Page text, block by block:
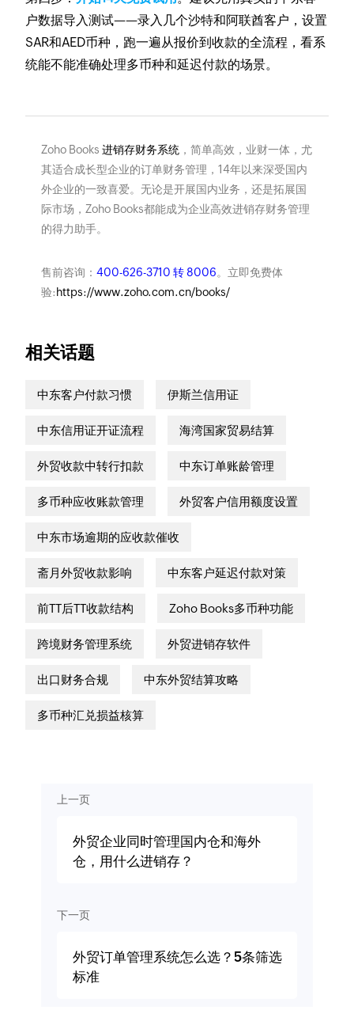
户数据导入测试——录入几个沙特和阿联酋客户，设置
SAR和AED币种，跑一遍从报价到收款的全流程，看系
统能不能准确处理多币种和延迟付款的场景。
Zoho Books 进销存财务系统，简单高效，业财一体，尤
其适合成长型企业的订单财务管理，14年以来深受国内
外企业的一致喜爱。无论是开展国内业务，还是拓展国
际市场，Zoho Books都能成为企业高效进销存财务管理
的得力助手。
售前咨询： 400-626-3710 转 8006。立即免费体
验: https://www.zoho.com.cn/books/
相关话题
中东客户付款习惯 伊斯兰信用证
中东信用证开证流程 海湾国家贸易结算
外贸收款中转行扣款 中东订单账龄管理
多币种应收账款管理 外贸客户信用额度设置
中东市场逾期的应收款催收
斋月外贸收款影响 中东客户延迟付款对策
前TT后TT收款结构 Zoho Books多币种功能
跨境财务管理系统 外贸进销存软件
出口财务合规 中东外贸结算攻略
多币种汇兑损益核算
上一页
外贸企业同时管理国内仓和海外
仓，用什么进销存？
下一页
外贸订单管理系统怎么选？5条筛选
标准